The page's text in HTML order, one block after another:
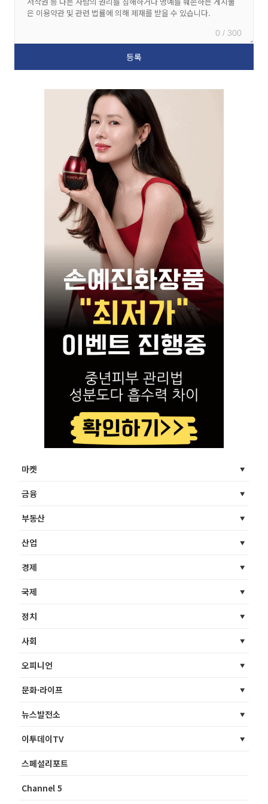
0 / 300
마켓
금융
부동산
산업
경제
국제
정치
사회
오피니언
문화·라이프
뉴스발전소
이투데이TV
스페셜리포트
Channel 5